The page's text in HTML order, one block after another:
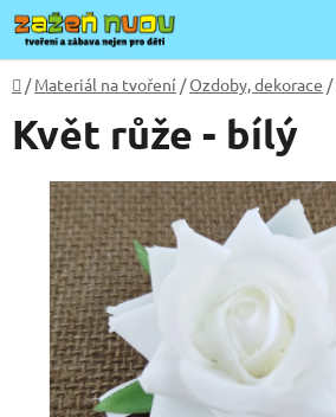
Přejít
na
obsah
Domů
/ Materiál na tvoření /Ozdoby, dekorace /
Květ růže - bílý